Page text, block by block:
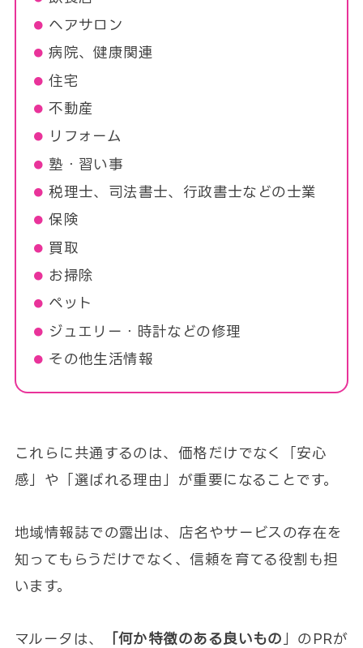
ヘアサロン
病院、健康関連
住宅
不動産
リフォーム
塾・習い事
税理士、司法書士、行政書士などの士業
保険
買取
お掃除
ペット
ジュエリー・時計などの修理
その他生活情報
これらに共通するのは、価格だけでなく「安心
感」や「選ばれる理由」が重要になることです。
地域情報誌での露出は、店名やサービスの存在を
知ってもらうだけでなく、信頼を育てる役割も担
います。
マルータは、 「何か特徴のある良いもの 」のPRが